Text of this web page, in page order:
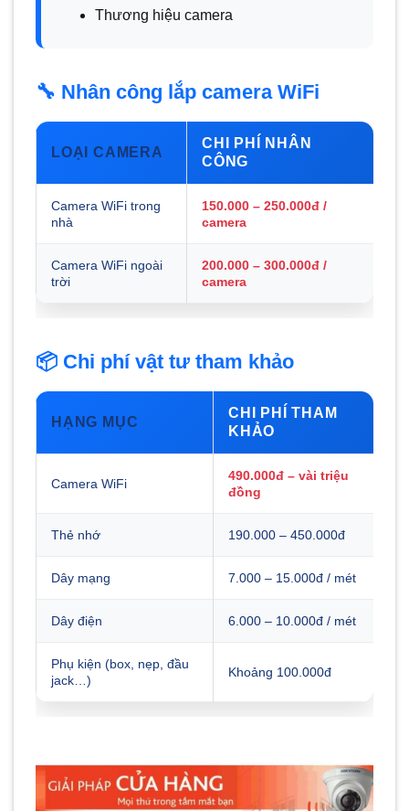
Thương hiệu camera
🔧 Nhân công lắp camera WiFi
LOẠI CAMERA
CHI PHÍ NHÂN
CÔNG
Camera WiFi trong
nhà
150.000 – 250.000đ /
camera
Camera WiFi ngoài
trời
200.000 – 300.000đ /
camera
📦 Chi phí vật tư tham khảo
HẠNG MỤC
CHI PHÍ THAM
KHẢO
Camera WiFi
490.000đ – vài triệu
đồng
Thẻ nhớ 190.000 – 450.000đ
Dây mạng 7.000 – 15.000đ / mét
Dây điện 6.000 – 10.000đ / mét
Phụ kiện (box, nẹp, đầu
jack…)
Khoảng 100.000đ